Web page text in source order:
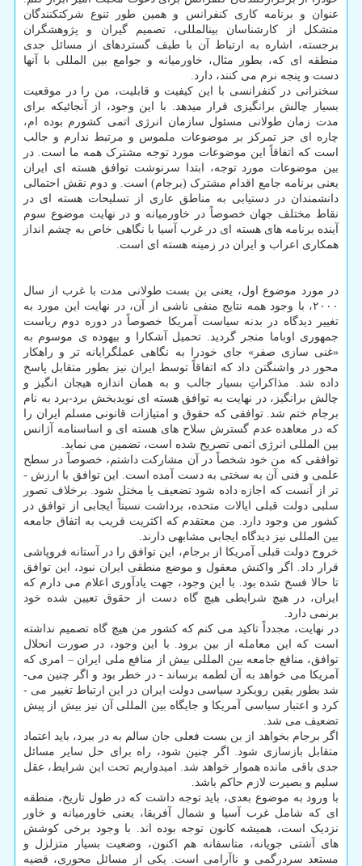
عنوان و برنامه کاری کنفرانس و همین طور تنوع شرکت­کنندگان
متشکل از کارشناسان بین­المللی، تصمیم­ گیران و پژوهشگران
برجسته، اشاره به ارتباط آن با طیف گسترده­­ای از مسائل جدی
منطقه ­ای که، بطور مثال، خاورمیانه و جوامع بین­ المللی با آن­ها
دست و پنجه نرم می کنند، دارد.
سخنرانی در کنفرانسی با این کیفیت و قابلیت، من را در موقعیت
بسیار چالش برانگیزی قرار می­دهد. با این وجود، از آنجائیکه برای
مدت زمان طولانی مسئول سازمان انرژی اتمی کشورم بوده ام،
چاره ای جز تمرکز بر موضوعات ملموس و مرتبط ندارم و جالب
است که اتفاقاً این موضوعات مورد توجه مشترک همه ما است. در
بین موضوعات مورد توجه، ابتدا سرنوشت توافق هسته ­ای ایران
یعنی برنامه جامع اقدام مشترک (برجام) است. و دوم نقش احتمالی
دانشمندان در دستیابی به مناطق عاری از تسلیحات هسته­ ای در
نقاط مختلف جهان خصوصاً در خاورمیانه و در نهایت موضوع سوم
آینده برنامه ­های هسته ­ای در غرب آسیا با نگاهی خاص به چشم انداز
همکاری اعراب و ایران در زمینه هسته ­ای است.
در مورد موضوع اول، یعنی بن بست طولانی مدت با غرب از سال
۲۰۰۰، با وجود همه نتایج منفی ناشی از آن، در نهایت این مورد به
تغییر دیدگاه در بدنه سیاست آمریکا خصوصاً در دوره دوم ریاست
جمهوری اوباما منجر گردید. تحمیل آشکارا و بیهوده ­ی موسوم به
«غنی سازی صفر» جای خودرا به نگاهی عمل­گرایانه­ تر و راهکار
محور در واشنگتن داد که اتفاقاً توسط ایران نیز بطور متقابل پاسخ
داده شد. مذاکراتِ بسیار جالب و به همان اندازه هیجان ­انگیز و
چالش برانگیز، در نهایت به توافق هسته ­ای نوید­بخش برد-برد به نام
برجام ختم شد. توافقی که حقوق و امتیازات قانونی مسلم ایران را
که در معاهده عدم گسترش سلاح های هسته ­ای و اساسنامه آژانس
بین المللی انرژی اتمی تصریح شده است، تضمین می نماید.
توافقی که من خود شخصاً در آن مشارکت داشتم، خصوصاً در سطح
علمی و فنی آن به سختی به دست آمده است. این توافق با ارزش ­
تر از آنست که اجازه داده شود تضعیف یا مختل شود. برخلاف تصور
سلبی دولت قبلی ایالات متحده، برداشت نسبتاً ایجابی از توافق در
کشور من وجود دارد. من معتقدم که اکثریت قریب به اتفاق جامعه
بین­ المللی نیز دیدگاه ایجابی مشابهی دارند.
خروج دولت قبلی آمریکا از برجام، این توافق را در آستانه فروپاشی
قرار داد. اگر واکنش معقول و موضع منطقی ایران نبود، این توافق
تا حالا فسخ شده بود. با این وجود، جهت یادآوری اعلام می­ دارم که
ایران، در هیچ شرایطی هیچ گاه دست از حقوق تعیین شده خود
برنمی دارد.
در نهایت، مجدداً تاکید می کنم که کشور من هیچ گاه تصمیم نداشته
است که این معامله از بین برود. با این وجود، در صورت انحلال
توافق، منافع جامعه بین المللی بیش از منافع ملی ایران – امری که
آمریکا می خواهد به آن لطمه برساند - در خطر بود و اگر چنین می­
شد بطور یقین رویکرد سیاسی دولت ایران در این ارتباط تغییر می ­
کرد و اعتبار سیاسی آمریکا و جایگاه بین­ المللی آن نیز بیش از پیش
تضعیف می­ شد.
اگر برجام بخواهد از بن بست فعلی جان سالم به در ببرد، باید اعتماد
متقابل بازسازی شود. اگر چنین شود، راه برای حل سایر مسائل
جدی باقی مانده هموار خواهد شد. امیدواریم تحت این شرایط، عقل
سلیم و بصیرت لازم حاکم باشد.
با ورود به موضوع بعدی، باید توجه داشت که در طول تاریخ، منطقه
ای که شامل غرب آسیا و شمال آفریقا، یعنی خاورمیانه و خاور
نزدیک است، همیشه کانون توجه بوده اند. با وجود برخی کوشش
های آشتی جویانه، متاسفانه هم اکنون، وضعیت بسیار متزلزل و
مستعد سردرگمی و ناآرامی است. یکی از مسائل محوری، قضیه